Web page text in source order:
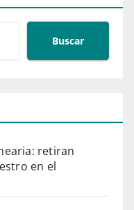
Buscar
retiran
en el